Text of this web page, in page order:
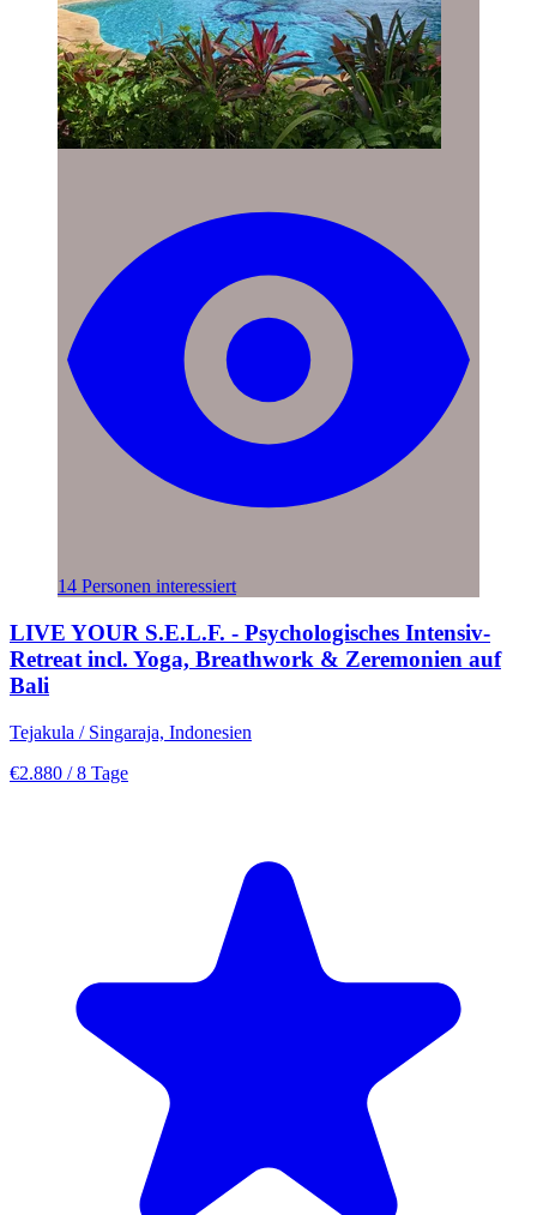
14 Personen interessiert
LIVE YOUR S.E.L.F. - Psychologisches Intensiv-
Retreat incl. Yoga, Breathwork & Zeremonien auf
Bali
Tejakula / Singaraja, Indonesien
€2.880 / 8 Tage